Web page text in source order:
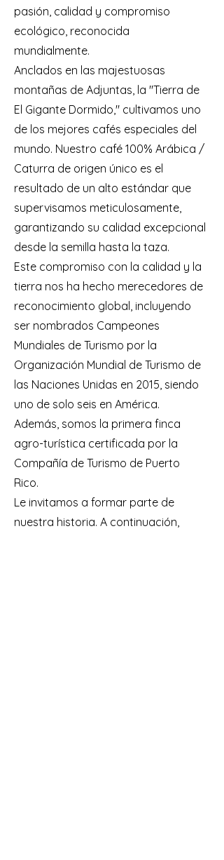
pasión, calidad y compromiso
ecológico, reconocida
mundialmente.
Anclados en las majestuosas
montañas de Adjuntas, la "Tierra de
El Gigante Dormido," cultivamos uno
de los mejores cafés especiales del
mundo. Nuestro café 100% Arábica /
Caturra de origen único es el
resultado de un alto estándar que
supervisamos meticulosamente,
garantizando su calidad excepcional
desde la semilla hasta la taza.
Este compromiso con la calidad y la
tierra nos ha hecho merecedores de
reconocimiento global, incluyendo
ser nombrados Campeones
Mundiales de Turismo por la
Organización Mundial de Turismo de
las Naciones Unidas en 2015, siendo
uno de solo seis en América.
Además, somos la primera finca
agro-turística certificada por la
Compañía de Turismo de Puerto
Rico.
Le invitamos a formar parte de
nuestra historia. A continuación,